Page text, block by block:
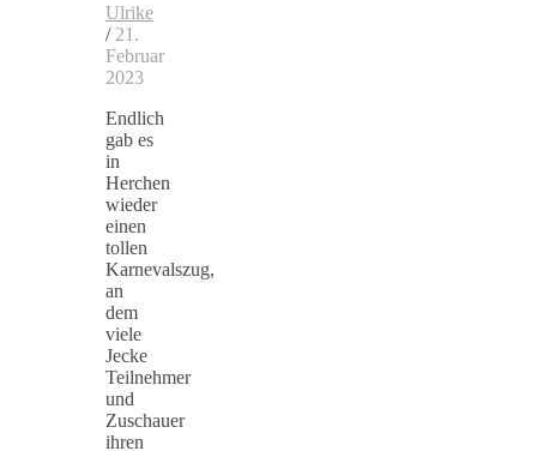
Ulrike
/ 21.
Februar
2023
Endlich
gab es
in
Herchen
wieder
einen
tollen
Karnevalszug,
an
dem
viele
Jecke
Teilnehmer
und
Zuschauer
ihren